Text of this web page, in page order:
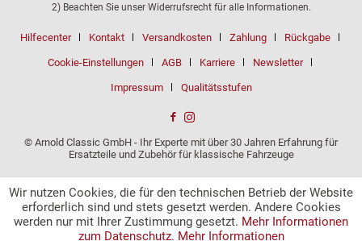
2) Beachten Sie unser Widerrufsrecht für alle Informationen.
Hilfecenter Kontakt Versandkosten Zahlung Rückgabe
Cookie-Einstellungen AGB Karriere Newsletter
Impressum Qualitätsstufen
© Arnold Classic GmbH - Ihr Experte mit über 30 Jahren Erfahrung für
Ersatzteile und Zubehör für klassische Fahrzeuge
Wir nutzen Cookies, die für den technischen Betrieb der Website
erforderlich sind und stets gesetzt werden. Andere Cookies
werden nur mit Ihrer Zustimmung gesetzt. Mehr Informationen
zum Datenschutz. Mehr Informationen